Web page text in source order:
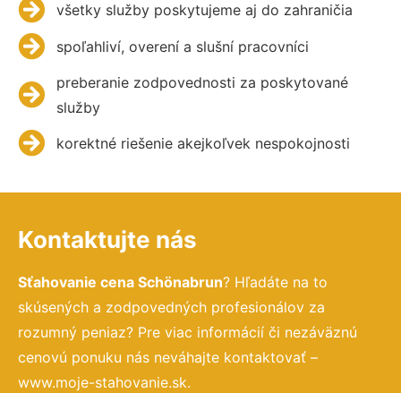
všetky služby poskytujeme aj do zahraničia
spoľahliví, overení a slušní pracovníci
preberanie zodpovednosti za poskytované
služby
korektné riešenie akejkoľvek nespokojnosti
Kontaktujte nás
Sťahovanie cena Schönabrun? Hľadáte na to
skúsených a zodpovedných profesionálov za
rozumný peniaz? Pre viac informácií či nezáväznú
cenovú ponuku nás neváhajte kontaktovať –
www.moje-stahovanie.sk.